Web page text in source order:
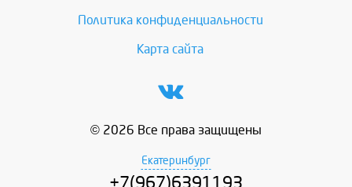
Политика конфиденциальности
Карта сайта
© 2026 Все права защищены
Екатеринбург
+7(967)6391193